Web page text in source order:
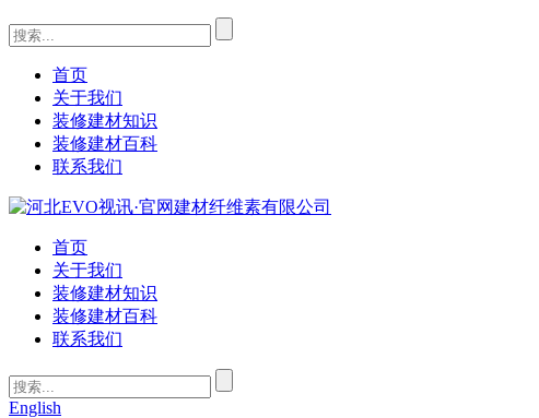
首页
关于我们
装修建材知识
装修建材百科
联系我们
首页
关于我们
装修建材知识
装修建材百科
联系我们
English